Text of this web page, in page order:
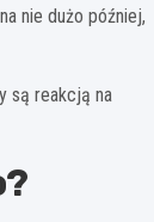
nie dużo później,
są reakcją na